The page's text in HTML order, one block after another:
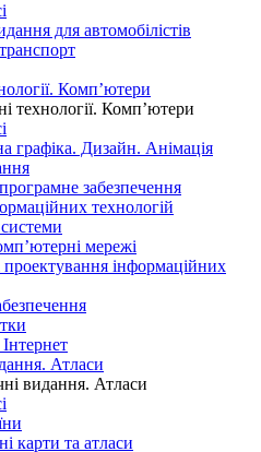
для автомобілістів
Комп’ютери
технології. Комп’ютери
графіка. Дизайн. Анімація
забезпечення
технологій
мережі
проектування інформаційних
Атласи
видання. Атласи
карти та атласи